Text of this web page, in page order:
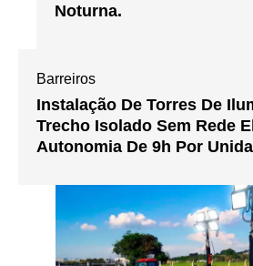
Noturna.
Barreiros
Instalação De Torres De
Trecho Isolado Sem Rede
Autonomia De 9h Por